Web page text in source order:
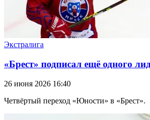
Экстралига
«Брест» подписал ещё одного
26 июня 2026 16:40
Четвёртый переход «Юности» в «Брест».